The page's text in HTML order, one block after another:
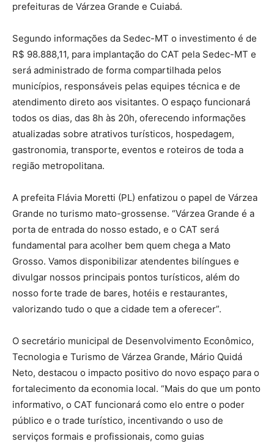
prefeituras de Várzea Grande e Cuiabá.
Segundo informações da Sedec-MT o investimento é de
R$ 98.888,11, para implantação do CAT pela Sedec-MT e
será administrado de forma compartilhada pelos
municípios, responsáveis pelas equipes técnica e de
atendimento direto aos visitantes. O espaço funcionará
todos os dias, das 8h às 20h, oferecendo informações
atualizadas sobre atrativos turísticos, hospedagem,
gastronomia, transporte, eventos e roteiros de toda a
região metropolitana.
A prefeita Flávia Moretti (PL) enfatizou o papel de Várzea
Grande no turismo mato-grossense. “Várzea Grande é a
porta de entrada do nosso estado, e o CAT será
fundamental para acolher bem quem chega a Mato
Grosso. Vamos disponibilizar atendentes bilíngues e
divulgar nossos principais pontos turísticos, além do
nosso forte trade de bares, hotéis e restaurantes,
valorizando tudo o que a cidade tem a oferecer”.
O secretário municipal de Desenvolvimento Econômico,
Tecnologia e Turismo de Várzea Grande, Mário Quidá
Neto, destacou o impacto positivo do novo espaço para o
fortalecimento da economia local. “Mais do que um ponto
informativo, o CAT funcionará como elo entre o poder
público e o trade turístico, incentivando o uso de
serviços formais e profissionais, como guias